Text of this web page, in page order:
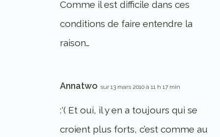
Comme il est difficile dans ces
conditions de faire entendre la
raison…
Annatwo sur 13 mars 2010 à 11 h 17 min
:'( Et oui, il y en a toujours qui se
croient plus forts, c’est comme au